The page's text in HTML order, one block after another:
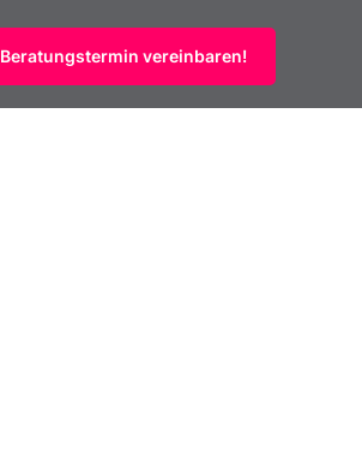
Beratungstermin vereinbaren!